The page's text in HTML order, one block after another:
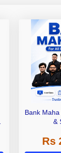
Bank
&
Rs